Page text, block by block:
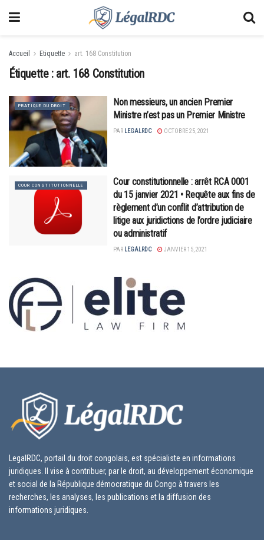
Accueil Etiquette art. 168 Constitution
Étiquette : art. 168 Constitution
PRATIQUE DU DROIT
Non messieurs, un ancien Premier
Ministre n’est pas un Premier Ministre
PAR LEGALRDC OCTOBRE 25, 2021
COUR CONSTITUTIONNELLE
Cour constitutionnelle : arrêt RCA 0001
du 15 janvier 2021 • Requête aux fins de
règlement d’un conflit d’attribution de
litige aux juridictions de l’ordre judiciaire
ou administratif
PAR LEGALRDC JANVIER 15, 2021
LegalRDC, portail du droit congolais, est spécialiste en informations
juridiques. Il vise à contribuer, par le droit, au développement économique
et social de la République démocratique du Congo à travers les
recherches, les analyses, les publications et la diffusion des
informations juridiques.